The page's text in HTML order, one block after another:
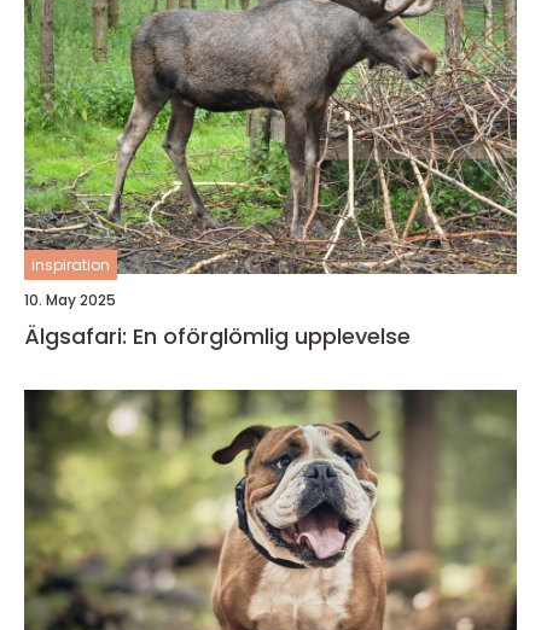
inspiration
10. May 2025
Älgsafari: En oförglömlig upplevelse